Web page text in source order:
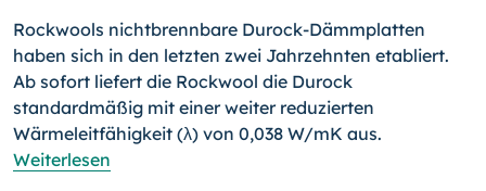
Rockwools nichtbrennbare Durock-Dämmplatten
haben sich in den letz­ten zwei Jahrzehnten etabliert.
Ab sofort liefert die Rockwool die Durock
standardmäßig mit einer weiter reduzierten
Wärmeleitfähigkeit (λ) von 0,038 W/mK aus.
Weiterlesen